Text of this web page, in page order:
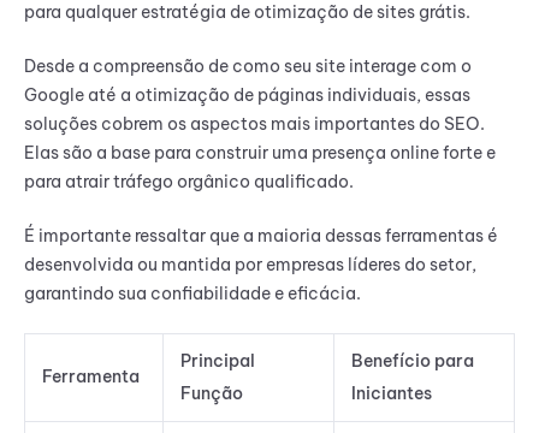
para qualquer estratégia de otimização de sites grátis.
Desde a compreensão de como seu site interage com o
Google até a otimização de páginas individuais, essas
soluções cobrem os aspectos mais importantes do SEO.
Elas são a base para construir uma presença online forte e
para atrair tráfego orgânico qualificado.
É importante ressaltar que a maioria dessas ferramentas é
desenvolvida ou mantida por empresas líderes do setor,
garantindo sua confiabilidade e eficácia.
Ferramenta
Principal
Função
Benefício para
Iniciantes